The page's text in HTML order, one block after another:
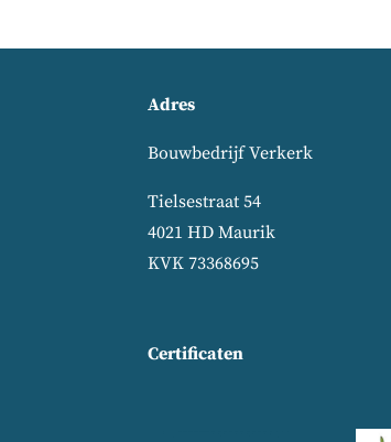
Adres
Bouwbedrijf Verkerk
Tielsestraat 54
4021 HD Maurik
KVK 73368695
Certificaten